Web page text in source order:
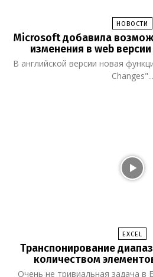
НОВОСТИ
Microsoft добавила
изменения в web
В английской версии новая
Changes"...
EXCEL
Транспонирование
количеством
Очень не тривиальная задача в